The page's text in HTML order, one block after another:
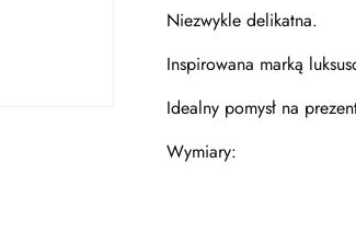
Niezwykle delikatna.
Inspirowana marką
Idealny pomysł na
Wymiary: